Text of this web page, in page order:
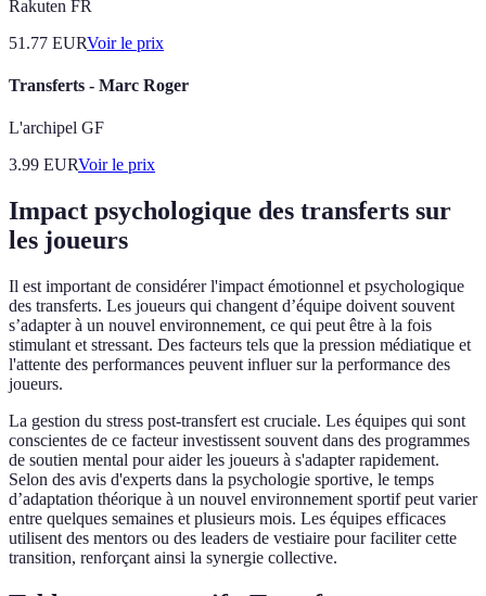
Rakuten FR
51.77 EURVoir le prix
Transferts - Marc Roger
L'archipel GF
3.99 EURVoir le prix
Impact psychologique des transferts sur
les joueurs
Il est important de considérer l'impact émotionnel et psychologique
des transferts. Les joueurs qui changent d’équipe doivent souvent
s’adapter à un nouvel environnement, ce qui peut être à la fois
stimulant et stressant. Des facteurs tels que la pression médiatique et
l'attente des performances peuvent influer sur la performance des
joueurs.
La gestion du stress post-transfert est cruciale. Les équipes qui sont
conscientes de ce facteur investissent souvent dans des programmes
de soutien mental pour aider les joueurs à s'adapter rapidement.
Selon des avis d'experts dans la psychologie sportive, le temps
d’adaptation théorique à un nouvel environnement sportif peut varier
entre quelques semaines et plusieurs mois. Les équipes efficaces
utilisent des mentors ou des leaders de vestiaire pour faciliter cette
transition, renforçant ainsi la synergie collective.